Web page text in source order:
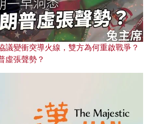
議變衝突導火線，雙方為何重啟戰爭？
虛張聲勢？